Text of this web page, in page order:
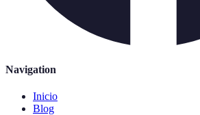
Navigation
Inicio
Blog